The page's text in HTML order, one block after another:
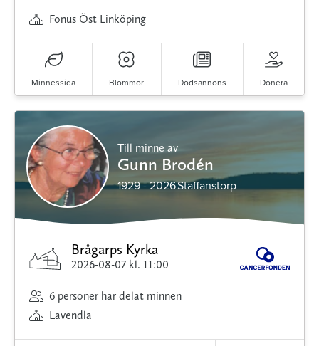
Fonus Öst Linköping
Minnessida Blommor Dödsannons Donera
Till minne av
Gunn Brodén
1929 - 2026Staffanstorp
Brågarps Kyrka
2026-08-07 kl. 11:00
6 personer har delat minnen
Lavendla